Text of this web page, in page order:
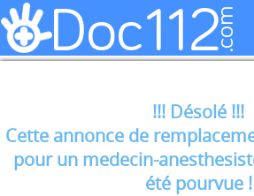
!!! Désolé !!!
Cette annonce de
pour un medecin-
été pourvue !